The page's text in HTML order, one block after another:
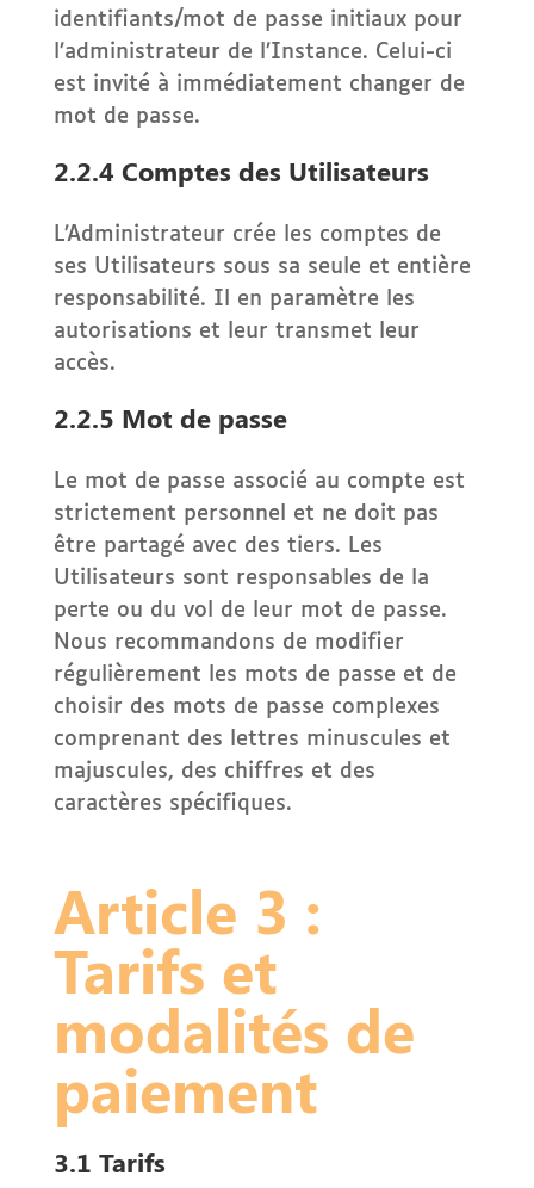
identifiants/mot de passe initiaux pour
l’administrateur de l’Instance. Celui-ci
est invité à immédiatement changer de
mot de passe.
2.2.4 Comptes des Utilisateurs
L’Administrateur crée les comptes de
ses Utilisateurs sous sa seule et entière
responsabilité. Il en paramètre les
autorisations et leur transmet leur
accès.
2.2.5 Mot de passe
Le mot de passe associé au compte est
strictement personnel et ne doit pas
être partagé avec des tiers. Les
Utilisateurs sont responsables de la
perte ou du vol de leur mot de passe.
Nous recommandons de modifier
régulièrement les mots de passe et de
choisir des mots de passe complexes
comprenant des lettres minuscules et
majuscules, des chiffres et des
caractères spécifiques.
Article 3 :
Tarifs et
modalités de
paiement
3.1 Tarifs